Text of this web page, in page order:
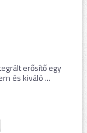
erősítő egy
és kiváló ...